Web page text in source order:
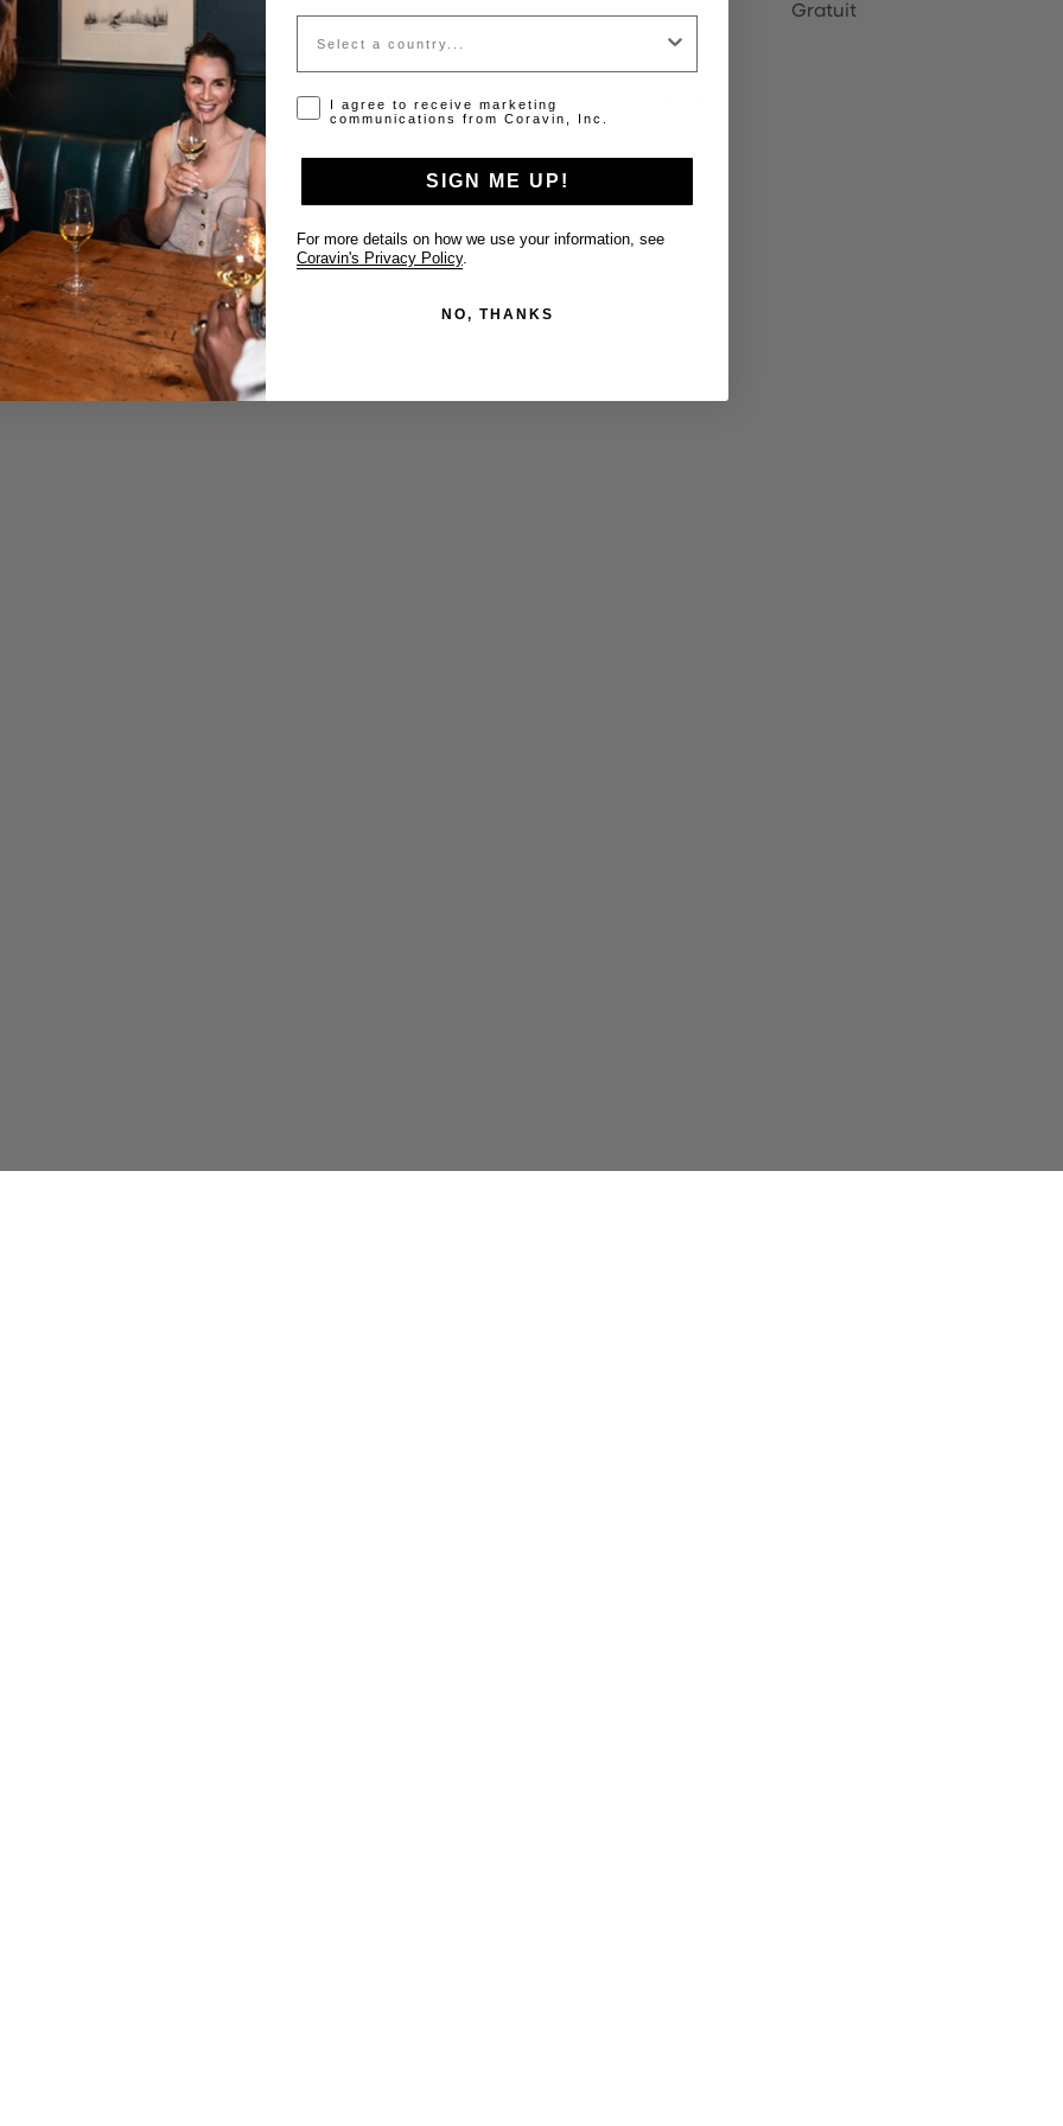
Gratuit
Précédent 2 3 4 5
Country
Opt-in disclaimer
I agree to receive marketing
communications from Coravin, Inc.
SIGN ME UP!
For more details on how we use your information, see
Coravin's Privacy Policy
NO, THANKS